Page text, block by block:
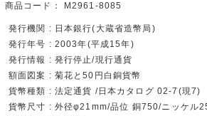
商品コード： M2961-8085
発行機関 : 日本銀行(大蔵省造幣局)
発行年号 : 2003年(平成15年)
発行情報 : 発行停止/現行通貨
額面図案 : 菊花と50円白銅貨幣
貨幣種類 : 法定通貨 /日本カタログ 02-7(現7)
貨幣尺寸 : 外径φ21mm/品位 銅750/ニッケル